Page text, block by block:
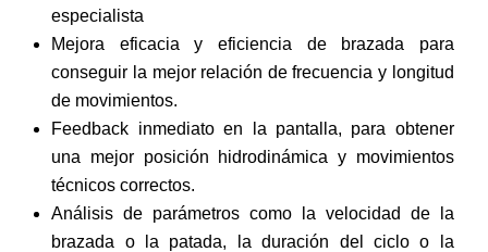
especialista
Mejora eficacia y eficiencia de brazada para
conseguir la mejor relación de frecuencia y longitud
de movimientos.
Feedback inmediato en la pantalla, para obtener
una mejor posición hidrodinámica y movimientos
técnicos correctos.
Análisis de parámetros como la velocidad de la
brazada o la patada, la duración del ciclo o la